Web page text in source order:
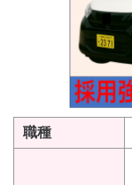
職種